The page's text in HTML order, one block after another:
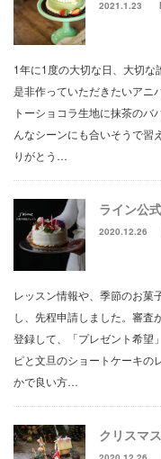
2021.1.23
1年に1度の大切な日、大切な
是非作っていただきたいアニ
トーショコラ生地に抹茶の
んなシーンにも合いそうで習
りがとう…
ライン公
2020.12.26
レッスン情報や、季節のお
し、先程申請しました。審査
登録して、「プレゼント希望
ピと文旦のショートケーキ
かで良い方…
クリスマ